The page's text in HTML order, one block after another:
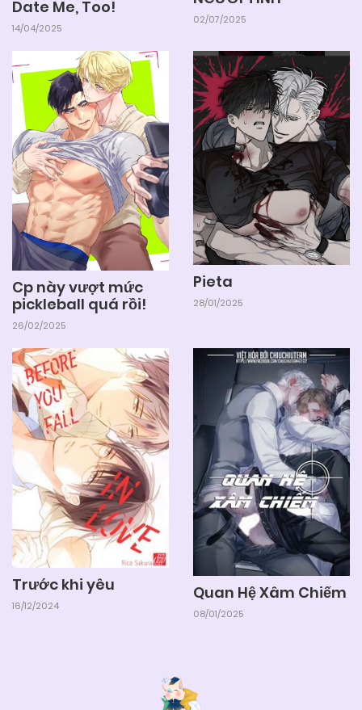
Date Me, Too!
14/04/2025
02/07/2025
Cp này vượt mức
pickleball quá rồi!
26/02/2025
Pieta
28/01/2025
Trước khi yêu
16/12/2024
Quan Hệ Xâm Chiếm
08/01/2025